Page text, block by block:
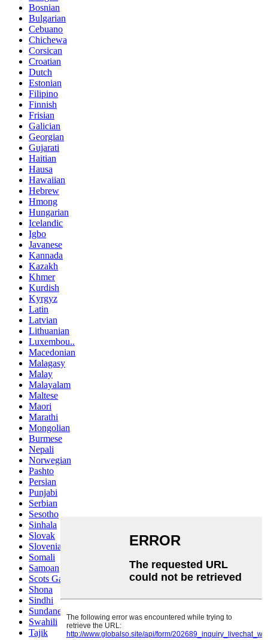
Bosnian
Bulgarian
Cebuano
Chichewa
Corsican
Croatian
Dutch
Estonian
Filipino
Finnish
Frisian
Galician
Georgian
Gujarati
Haitian
Hausa
Hawaiian
Hebrew
Hmong
Hungarian
Icelandic
Igbo
Javanese
Kannada
Kazakh
Khmer
Kurdish
Kyrgyz
Latin
Latvian
Lithuanian
Luxembou..
Macedonian
Malagasy
Malay
Malayalam
Maltese
Maori
Marathi
Mongolian
Burmese
Nepali
Norwegian
Pashto
Persian
Punjabi
Serbian
Sesotho
Sinhala
Slovak
Slovenian
Somali
Samoan
Scots Gaelic
Shona
Sindhi
Sundanese
Swahili
Tajik